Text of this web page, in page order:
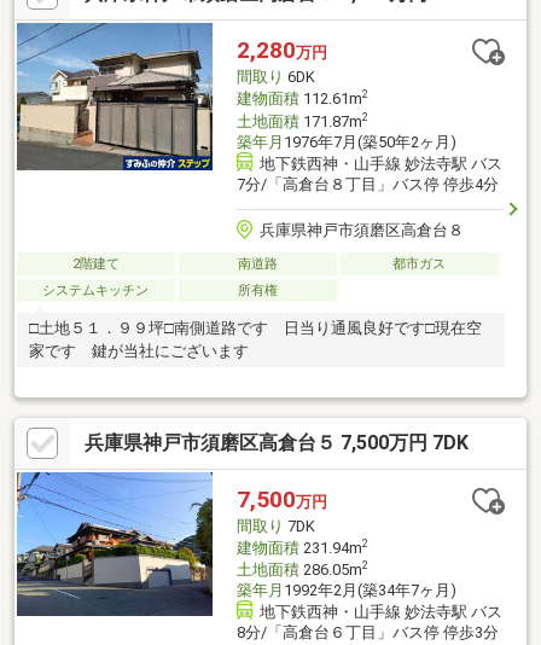
2,280万円
間取り 6DK
建物面積112.61m2
土地面積171.87m2
築年月 1976年7月(築50年2ヶ月)
地下鉄西神・山手線 妙法寺駅 バス
7分/「高倉台８丁目」バス停 停歩4分
兵庫県神戸市須磨区高倉台８
2階建て 南道路
都市ガス
システムキッチン
所有権
□土地５１．９９坪□南側道路です 日当り通風良好です□現在空
家です 鍵が当社にございます
兵庫県神戸市須磨区高倉台５ 7,500万円 7DK
7,500万円
間取り 7DK
建物面積231.94m2
土地面積286.05m2
築年月 1992年2月(築34年7ヶ月)
地下鉄西神・山手線 妙法寺駅 バス
8分/「高倉台６丁目」バス停 停歩3分